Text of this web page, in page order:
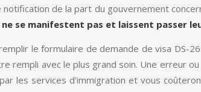
notification de la part du gouvernement
se manifestent pas et laissent passer
le formulaire de demande de visa DS-
rempli avec le plus grand soin. Une erreur ou
les services d’immigration et vous